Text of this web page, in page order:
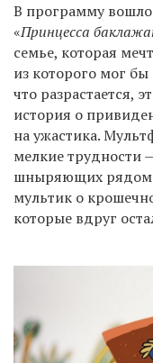
В программу
«Принцесса
семье, которая
из которого мог
что разрастается,
история о
на ужастика.
мелкие трудности
шныряющих рядом
мультик о
которые вдруг